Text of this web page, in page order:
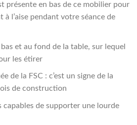
présente en bas de ce mobilier pour
à l’aise pendant votre séance de
et au fond de la table, sur lequel
les étirer
de la FSC : c’est un signe de la
de construction
capables de supporter une lourde